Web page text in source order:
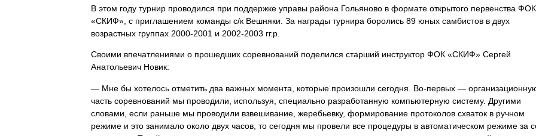
В этом году турнир проводился при поддержке управы района Гольяново в формате открытого первенства ФОК
«СКИФ», с приглашением команды с/к Вешняки. За награды турнира боролись 89 юных самбистов в двух
возрастных группах 2000-2001 и 2002-2003 гг.р.
Своими впечатлениями о прошедших соревнований поделился старший инструктор ФОК «СКИФ» Сергей
Анатольевич Новик:
— Мне бы хотелось отметить два важных момента, которые произошли сегодня. Во-первых —
часть соревнований мы проводили, используя, специально разработанную компьютерную систему. Другими
словами, если раньше мы проводили взвешивание, жеребьевку, формирование протоколов схваток в ручном
режиме и это занимало около двух часов, то сегодня мы провели все процедуры в автоматическом режиме за